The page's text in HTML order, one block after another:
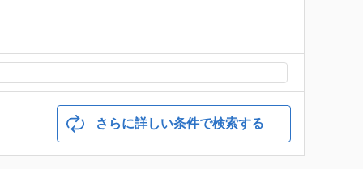
さらに詳しい条件で検索する